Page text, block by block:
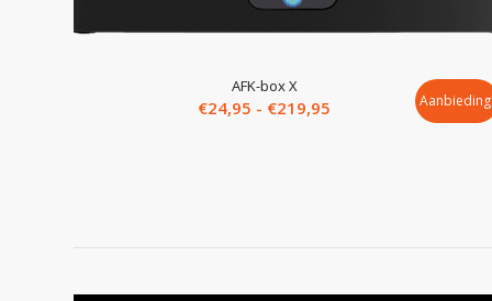
AFK-box X
€24,95 - €219,95 Prijsklasse:Aanbieding!